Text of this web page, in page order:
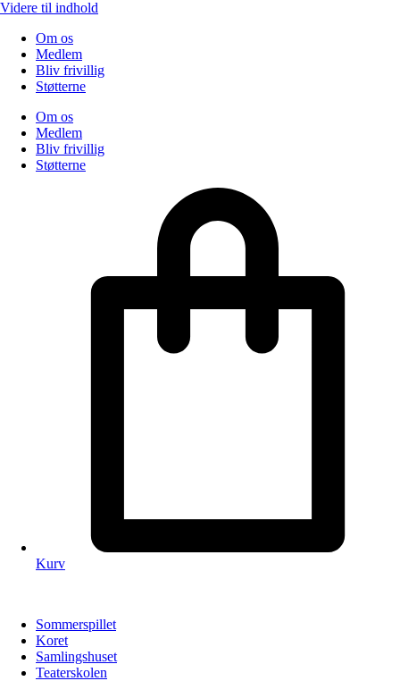
Videre til indhold
Om os
Medlem
Bliv frivillig
Støtterne
Om os
Medlem
Bliv frivillig
Støtterne
Kurv
Sommerspillet
Koret
Samlingshuset
Teaterskolen